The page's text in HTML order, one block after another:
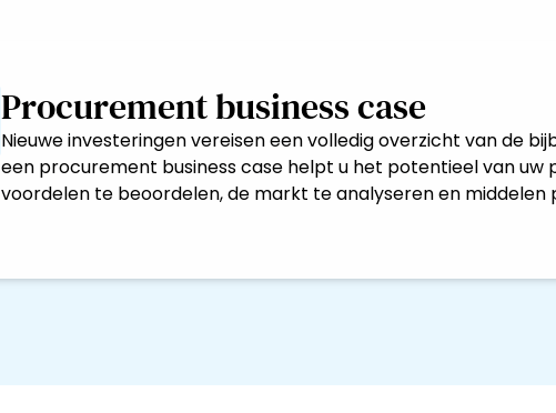
Procurement business case
Nieuwe investeringen vereisen een volledig overzicht van de
een procurement business case helpt u het potentieel van uw
voordelen te beoordelen, de markt te analyseren en middelen